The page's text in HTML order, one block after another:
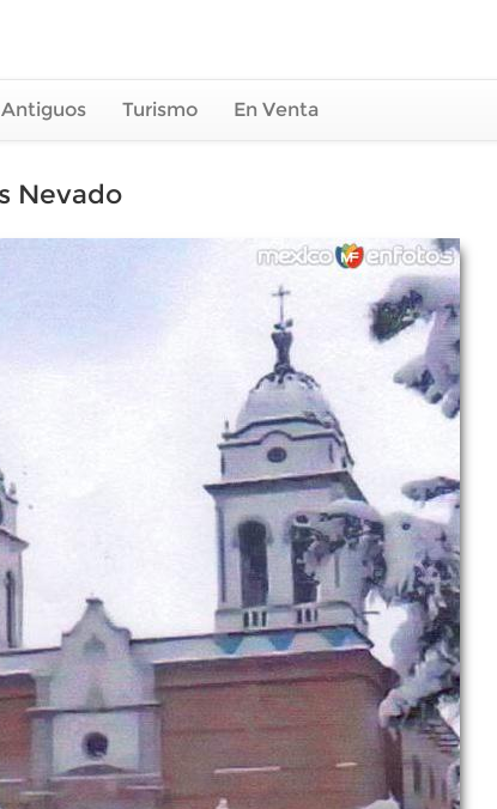
Turismo En Venta
Nevado